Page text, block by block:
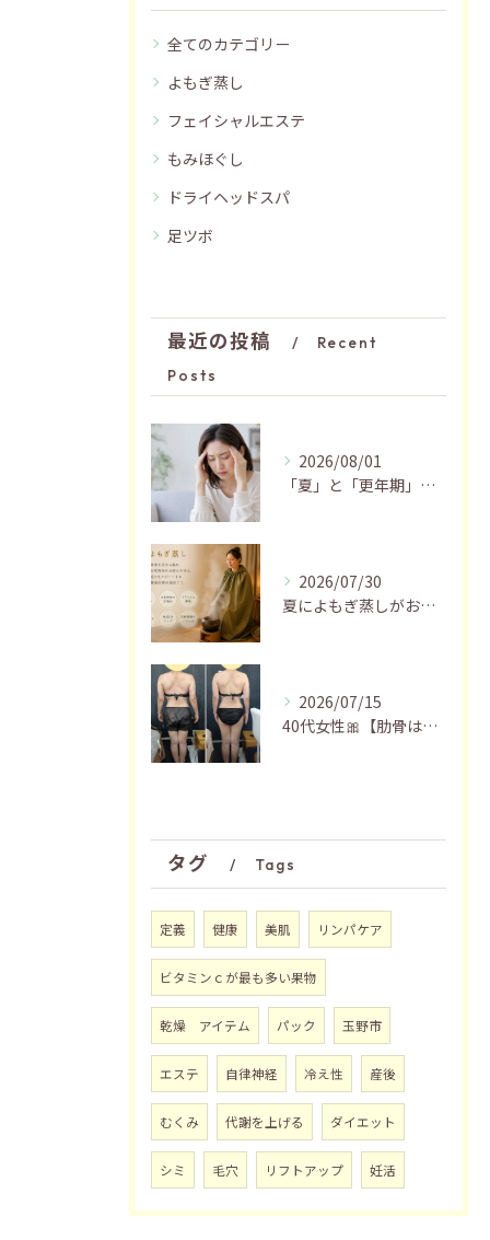
全てのカテゴリー
よもぎ蒸し
フェイシャルエステ
もみほぐし
ドライヘッドスパ
足ツボ
最近の投稿
Recent
Posts
2026/08/01
「夏」と「更年期」の関係…おすすめの過ごし方🍃
2026/07/30
夏によもぎ蒸しがおすすめの理由✨
2026/07/15
40代女性🎀【肋骨はがし＋お腹瘦せマッサージ90分】
タグ Tags
定義 健康 美肌 リンパケア
ビタミンｃが最も多い果物
乾燥 アイテム パック 玉野市
エステ 自律神経 冷え性 産後
むくみ 代謝を上げる ダイエット
シミ 毛穴 リフトアップ 妊活